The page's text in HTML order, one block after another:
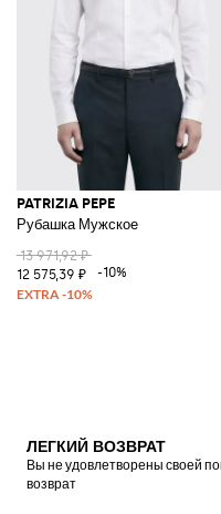
Смотреть все
PATRIZIA PEPE
Рубашка Мужское
13 971,92 ₽
12 575,39 ₽
-10%
ЛЕГКИЙ ВОЗВРАТ
Вы не удовлетворены своей
возврат